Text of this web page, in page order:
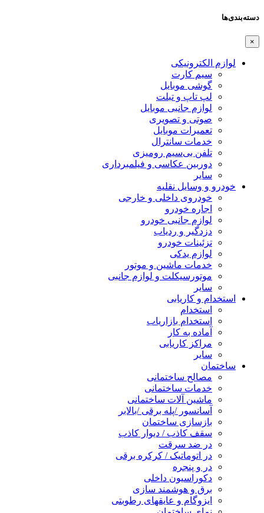
دسته‌بندی‌ها
×
لوازم الکترونیکی
سیم کارت
گوشی موبایل
لپ تاپ و تبلت
لوازم جانبی موبایل
صوتی و تصویری
تعمیرات موبایل
خدمات سانترال
تلفن بی‌سیم رومیزی
دوربین عکاسی و فیلمبرداری
سایر
خودرو و وسایل نقلیه
خودروی داخلی و خارجی
اجاره خودرو
لوازم جانبی خودرو
دزدگیر و ردیاب
تزئینات خودرو
لوازم یدکی
خدمات ماشین و موتور
موتورسیکلت و لوازم جانبی
سایر
استخدام و کاریابی
استخدام
استخدام بازاریاب
آماده به کار
مراکز کاریابی
سایر
ساختمان
مصالح ساختمانی
خدمات ساختمانی
ماشین آلات ساختمانی
آسانسور /پله برقی /بالابر
بازسازی ساختمان
سقف کاذب / دیوار کاذب
در ضد سرقت
در اتوماتیک / کرکره برقی
در و پنجره
دکوراسیون داخلی
برق و هوشمند سازی
ایزوگام و عایقهای رطوبتی